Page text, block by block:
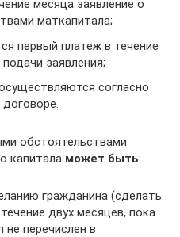
месяца заявление о
маткапитала;
первый платеж в течение
заявления;
согласно
обстоятельствами
капитала может быть:
гражданина (сделать
двух месяцев, пока
не перечислен в